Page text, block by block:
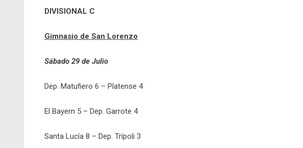
DIVISIONAL C
Gimnasio de San Lorenzo
Sábado 29 de Julio
Dep. Matufiero 6 – Platense 4
El Bayern 5 – Dep. Garrote 4
Santa Lucía 8 – Dep. Trípoli 3